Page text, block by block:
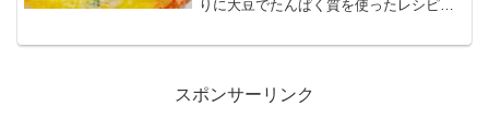
りに大豆でたんぱく質を使ったレシピが
スポンサーリンク